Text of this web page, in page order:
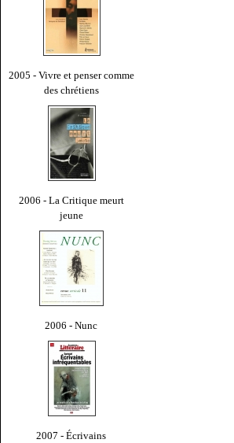
2005 - Vivre et penser comme
des chrétiens
2006 - La Critique meurt
jeune
2006 - Nunc
2007 - Écrivains